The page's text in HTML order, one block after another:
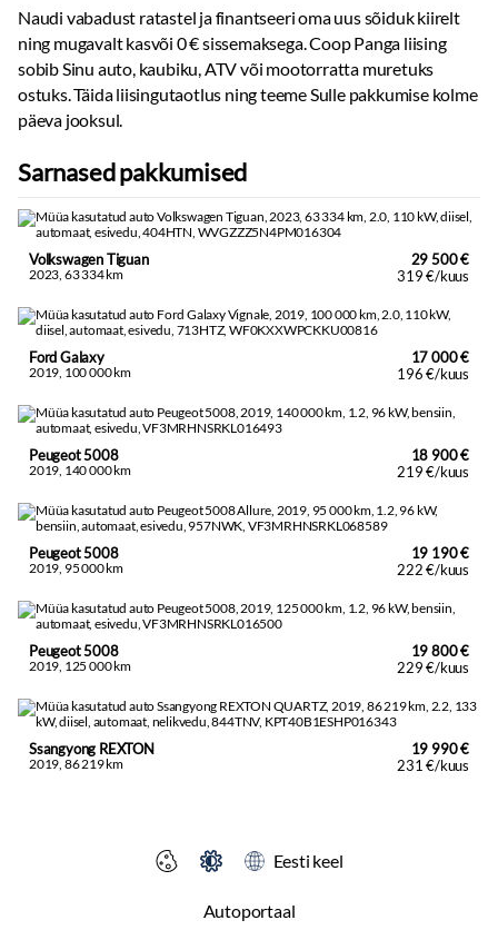
Naudi vabadust ratastel ja finantseeri oma uus sõiduk kiirelt
ning mugavalt kasvõi 0 € sissemaksega. Coop Panga liising
sobib Sinu auto, kaubiku, ATV või mootorratta muretuks
ostuks. Täida liisingutaotlus ning teeme Sulle pakkumise kolme
päeva jooksul.
Sarnased pakkumised
Volkswagen Tiguan
2023, 63 334 km
29 500 €
319 €/kuus
Ford Galaxy
2019, 100 000 km
17 000 €
196 €/kuus
Peugeot 5008
2019, 140 000 km
18 900 €
219 €/kuus
Peugeot 5008
2019, 95 000 km
19 190 €
222 €/kuus
Peugeot 5008
2019, 125 000 km
19 800 €
229 €/kuus
Ssangyong REXTON
2019, 86 219 km
19 990 €
231 €/kuus
Autoportaal
Eesti keel